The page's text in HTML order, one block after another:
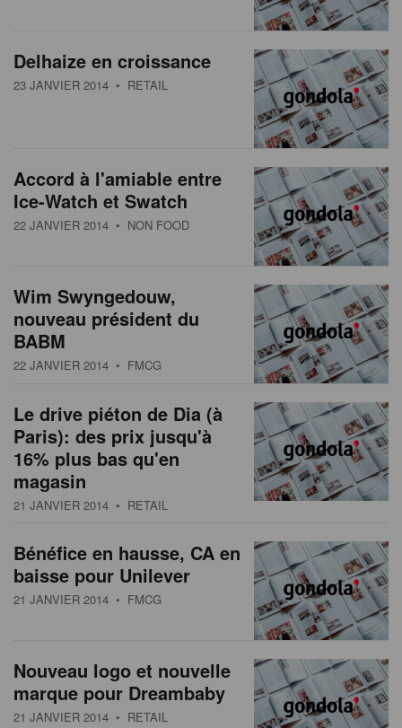
Delhaize en croissance
23 JANVIER 2014 • RETAIL
Accord à l'amiable entre
Ice-Watch et Swatch
22 JANVIER 2014 • NON FOOD
Wim Swyngedouw,
nouveau président du
BABM
22 JANVIER 2014 • FMCG
Le drive piéton de Dia (à
Paris): des prix jusqu'à
16% plus bas qu'en
magasin
21 JANVIER 2014 • RETAIL
Bénéfice en hausse, CA en
baisse pour Unilever
21 JANVIER 2014 • FMCG
Nouveau logo et nouvelle
marque pour Dreambaby
21 JANVIER 2014 • RETAIL